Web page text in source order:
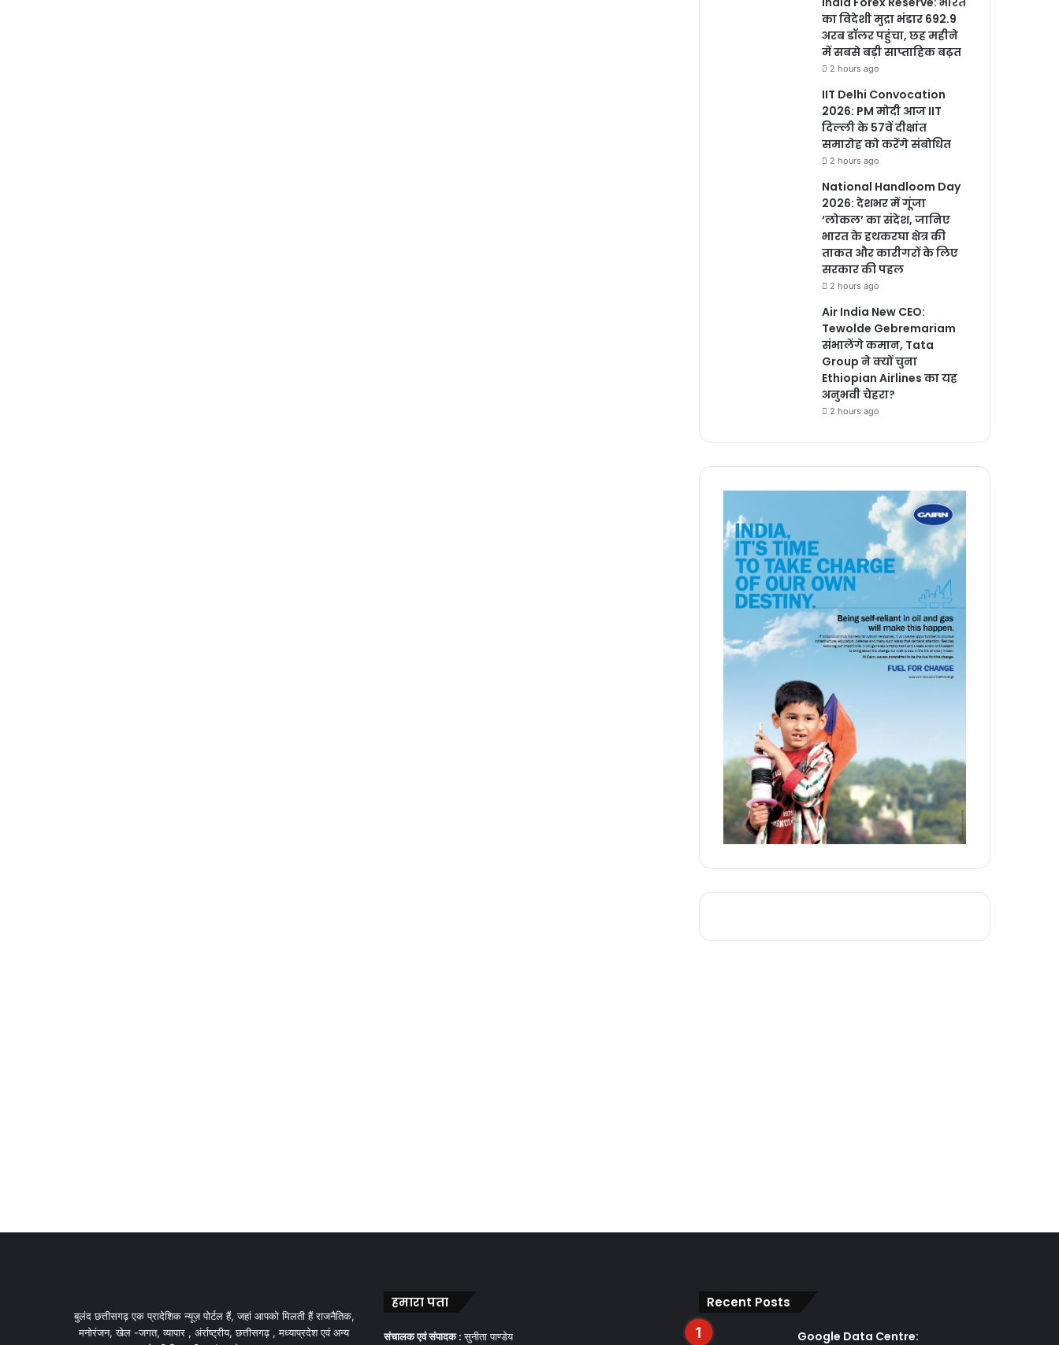
का विदेशी मुद्रा भंडार 692.9
अरब डॉलर पहुंचा, छह महीने
में सबसे बड़ी साप्ताहिक बढ़त
2 hours ago
IIT Delhi Convocation
2026: PM मोदी आज IIT
दिल्ली के 57वें दीक्षांत
समारोह को करेंगे संबोधित
2 hours ago
National Handloom Day
2026: देशभर में गूंजा
‘लोकल’ का संदेश, जानिए
भारत के हथकरघा क्षेत्र की
ताकत और कारीगरों के लिए
सरकार की पहल
2 hours ago
Air India New CEO:
Tewolde Gebremariam
संभालेंगे कमान, Tata
Group ने क्यों चुना
Ethiopian Airlines का यह
अनुभवी चेहरा?
2 hours ago
बुलंद छत्तीसगढ़ एक प्रादेशिक न्यूज़ पोर्टल हैं, जहां आपको मिलती हैं राजनैतिक,
मनोरंजन, खेल -जगत, व्यापार , अंर्राष्ट्रीय, छत्तीसगढ़ , मध्याप्रदेश एवं अन्य
हमारा पता
संचालक एवं संपादक :सुनीता पाण्डेय
Recent Posts
Google Data Centre: